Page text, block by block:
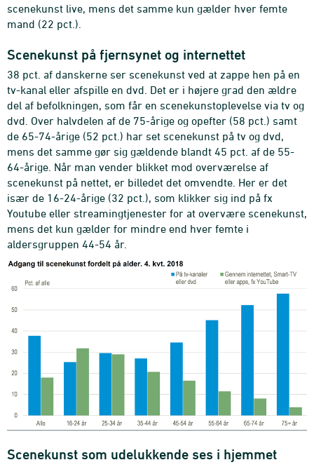
scenekunst live, mens det samme kun gælder hver femte
mand (22 pct.).
Scenekunst på fjernsynet og internettet
38 pct. af danskerne ser scenekunst ved at zappe hen på en
tv-kanal eller afspille en dvd. Det er i højere grad den ældre
del af befolkningen, som får en scenekunstoplevelse via tv og
dvd. Over halvdelen af de 75-årige og opefter (58 pct.) samt
de 65-74-årige (52 pct.) har set scenekunst på tv og dvd,
mens det samme gør sig gældende blandt 45 pct. af de 55-
64-årige. Når man vender blikket mod overværelse af
scenekunst på nettet, er billedet det omvendte. Her er det
især de 16-24-årige (32 pct.), som klikker sig ind på fx
Youtube eller streamingtjenester for at overvære scenekunst,
mens det kun gælder for mindre end hver femte i
aldersgruppen 44-54 år.
Scenekunst som udelukkende ses i hjemmet